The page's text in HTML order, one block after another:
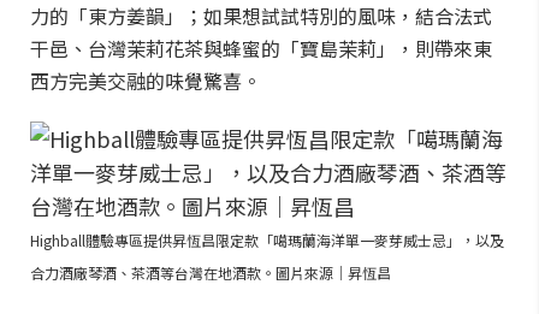
力的「東方姜韻」；如果想試試特別的風味，結合法式
干邑、台灣茉莉花茶與蜂蜜的「寶島茉莉」，則帶來東
西方完美交融的味覺驚喜。
Highball體驗專區提供昇恆昌限定款「噶瑪蘭海洋單一麥芽威士忌」，以及
合力酒廠琴酒、茶酒等台灣在地酒款。圖片來源｜昇恆昌